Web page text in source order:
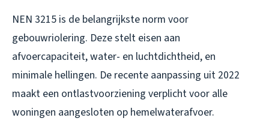
NEN 3215 is de belangrijkste norm voor
gebouwriolering. Deze stelt eisen aan
afvoercapaciteit, water- en luchtdichtheid, en
minimale hellingen. De recente aanpassing uit 2022
maakt een ontlastvoorziening verplicht voor alle
woningen aangesloten op hemelwaterafvoer.